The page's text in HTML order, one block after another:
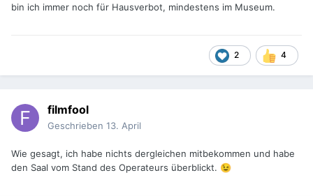
bin ich immer noch für Hausverbot, mindestens im Museum.
2 4
filmfool
Geschrieben 13. April
Wie gesagt, ich habe nichts dergleichen mitbekommen und habe
den Saal vom Stand des Operateurs überblickt. 😉